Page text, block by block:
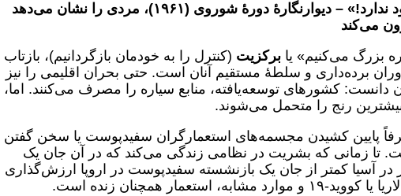
ندارد!» – دیوارنگارۀ دورۀ شوروی (۱۹۶۱)،
مردی را نشان می‌دهد
می‌کند
بزرگ می‌کنیم» یابرکزیت (کنترل را به خودمان بازگردانیم)، بازتاب
برده‌داری و سلطۀ مستقیم آنان است. حتی بحران اقلیمی را نیز
دانست: کشورهای توسعه‌یافته، منابع سیاره را مصرف می‌کنند. اما،
رنج را متحمل می‌شوند.
صرفاً پایین کشیدن مجسمه‌های استعمارگران سفیدپوست یا سخن گفتن
تا زمانی که بشریت در نظامی زندگی می‌کند که در آن جان یک
در آسیا کمتر از جان یک بازنشسته سفیدپوست در اروپا ارزش‌گذاری
همچنان زنده است.